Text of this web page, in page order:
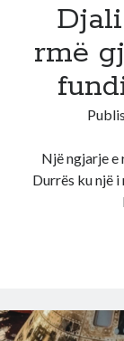
rmë
Një ngjarje e
Durrës ku një